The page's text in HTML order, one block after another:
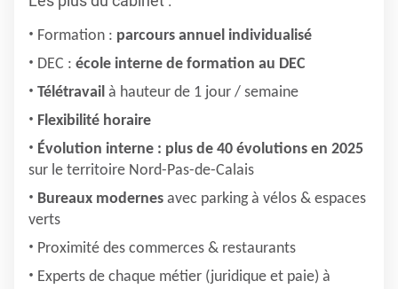
Formation : parcours annuel individualisé
DEC : école interne de formation au DEC
Télétravail à hauteur de 1 jour / semaine
Flexibilité horaire
Évolution interne : plus de 40 évolutions en 2025
sur le territoire Nord-Pas-de-Calais
Bureaux modernes avec parking à vélos & espaces
verts
Proximité des commerces & restaurants
Experts de chaque métier (juridique et paie) à